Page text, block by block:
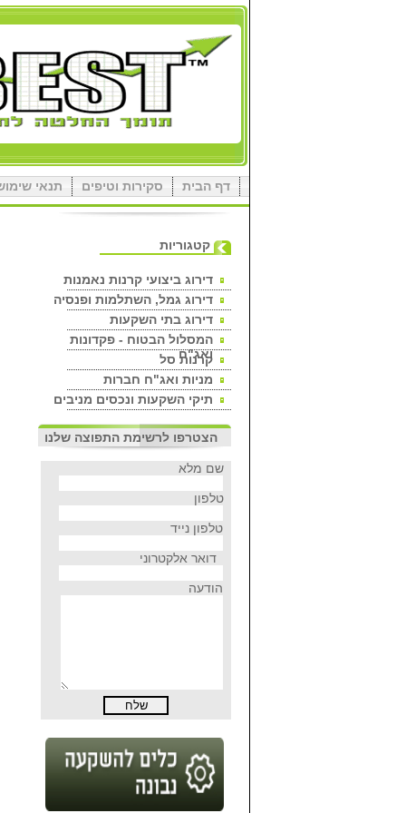
דף הבית סקירות וטיפים תנאי
קטגוריות
דירוג ביצועי קרנות נאמנות
דירוג גמל, השתלמות ופנסיה
דירוג בתי השקעות
המסלול הבטוח - פקדונות
ואג"ח
קרנות סל
מניות ואג"ח חברות
תיקי השקעות ונכסים מניבים
הצטרפו לרשימת התפוצה שלנו
שם מלא
טלפון
טלפון נייד
דואר אלקטרוני
הודעה